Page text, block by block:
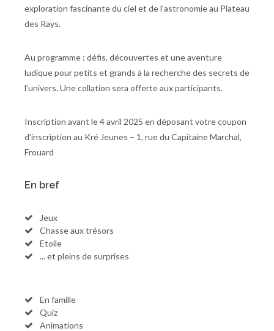
exploration fascinante du ciel et de l’astronomie au Plateau
des Rays.
Au programme : défis, découvertes et une aventure
ludique pour petits et grands à la recherche des secrets de
l’univers. Une collation sera offerte aux participants.
Inscription avant le 4 avril 2025 en déposant votre coupon
d’inscription au Kré Jeunes – 1, rue du Capitaine Marchal,
Frouard
En bref
Jeux
Chasse aux trésors
Etoile
... et pleins de surprises
En famille
Quiz
Animations